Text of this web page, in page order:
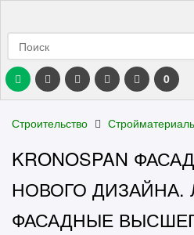
0
Строительство
KRONOSPAN
НОВОГО ДИЗАЙНА.
ФАСАДНЫЕ